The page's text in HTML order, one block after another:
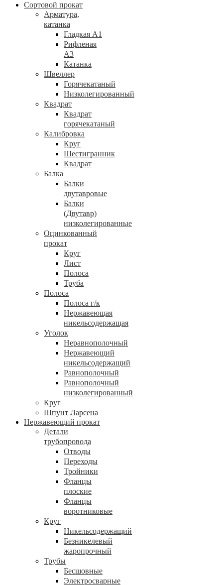
Сортовой прокат
Арматура,
катанка
Гладкая А1
Рифленая
А3
Катанка
Швеллер
Горячекатаный
Низколегированный
Квадрат
Квадрат
горячекатаный
Калибровка
Круг
Шестигранник
Квадрат
Балка
Балки
двутавровые
Балки
(Двутавр)
низколегированные
Оцинкованный
прокат
Круг
Лист
Полоса
Труба
Полоса
Полоса г/к
Нержавеющая
никельсодержащая
Уголок
Неравнополочный
Нержавеющий
никельсодержащий
Равнополочный
Равнополочный
низколегированный
Круг
Шпунт Ларсена
Нержавеющий прокат
Детали
трубопровода
Отводы
Переходы
Тройники
Фланцы
плоские
Фланцы
воротниковые
Круг
Никельсодержащий
Безникелевый
жаропрочный
Трубы
Бесшовные
Электросварные